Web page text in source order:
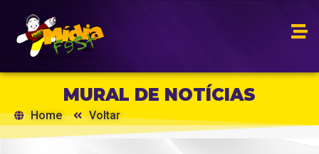
MURAL DE NOTÍCIAS
Home Voltar